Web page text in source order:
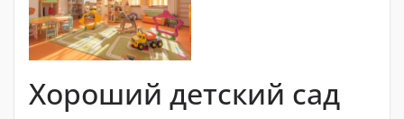
Хороший детский сад